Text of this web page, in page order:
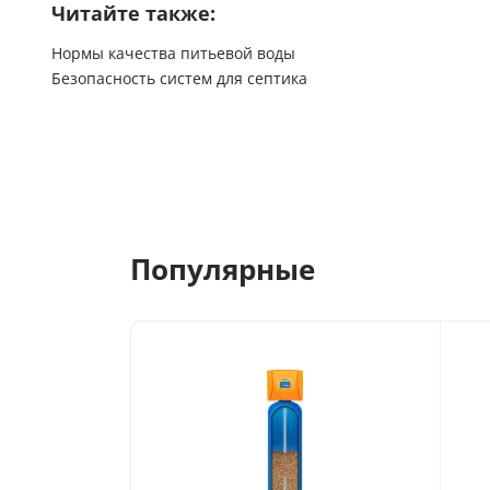
Читайте также:
Нормы качества питьевой воды
Безопасность систем для септика
Популярные